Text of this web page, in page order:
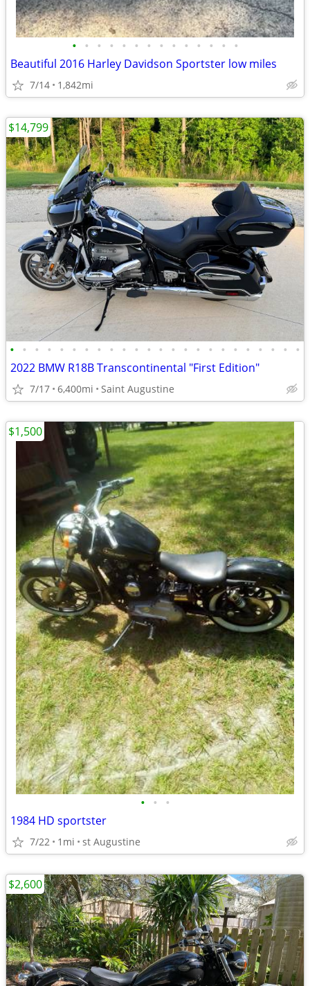
• • • • • • • • • • • • • •
Beautiful 2016 Harley Davidson Sportster low miles
7/14 1,842mi
• • • • • • • • • • • • • • • • • • • • • • • •
2022 BMW R18B Transcontinental "First Edition"
7/17 6,400mi Saint Augustine
$14,799
• • •
1984 HD sportster
7/22 1mi st Augustine
$1,500
$2,600